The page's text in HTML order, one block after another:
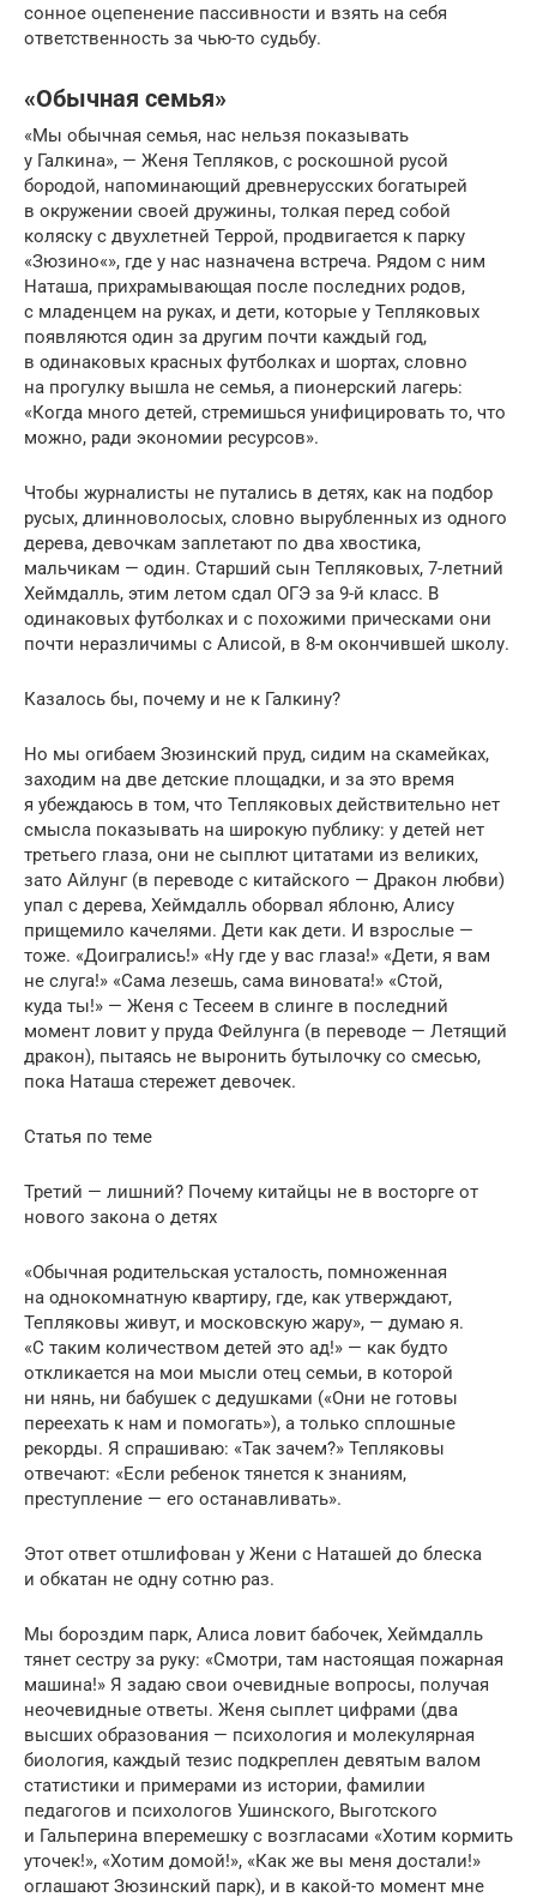
сонное оцепенение пассивности и взять на себя
ответственность за чью-то судьбу.
«Обычная семья»
«Мы обычная семья, нас нельзя показывать
у Галкина», — Женя Тепляков, с роскошной русой
бородой, напоминающий древнерусских богатырей
в окружении своей дружины, толкая перед собой
коляску с двухлетней Террой, продвигается к парку
«Зюзино«», где у нас назначена встреча. Рядом с ним
Наташа, прихрамывающая после последних родов,
с младенцем на руках, и дети, которые у Тепляковых
появляются один за другим почти каждый год,
в одинаковых красных футболках и шортах, словно
на прогулку вышла не семья, а пионерский лагерь:
«Когда много детей, стремишься унифицировать то, что
можно, ради экономии ресурсов».
Чтобы журналисты не путались в детях, как на подбор
русых, длинноволосых, словно вырубленных из одного
дерева, девочкам заплетают по два хвостика,
мальчикам — один. Старший сын Тепляковых, 7-летний
Хеймдалль, этим летом сдал ОГЭ за 9-й класс. В
одинаковых футболках и с похожими прическами они
почти неразличимы с Алисой, в 8-м окончившей школу.
Казалось бы, почему и не к Галкину?
Но мы огибаем Зюзинский пруд, сидим на скамейках,
заходим на две детские площадки, и за это время
я убеждаюсь в том, что Тепляковых действительно нет
смысла показывать на широкую публику: у детей нет
третьего глаза, они не сыплют цитатами из великих,
зато Айлунг (в переводе с китайского — Дракон любви)
упал с дерева, Хеймдалль оборвал яблоню, Алису
прищемило качелями. Дети как дети. И взрослые —
тоже. «Доигрались!» «Ну где у вас глаза!» «Дети, я вам
не слуга!» «Сама лезешь, сама виновата!» «Стой,
куда ты!» — Женя с Тесеем в слинге в последний
момент ловит у пруда Фейлунга (в переводе — Летящий
дракон), пытаясь не выронить бутылочку со смесью,
пока Наташа стережет девочек.
Статья по теме
Третий — лишний? Почему китайцы не в восторге от
нового закона о детях
«Обычная родительская усталость, помноженная
на однокомнатную квартиру, где, как утверждают,
Тепляковы живут, и московскую жару», — думаю я.
«С таким количеством детей это ад!» — как будто
откликается на мои мысли отец семьи, в которой
ни нянь, ни бабушек с дедушками («Они не готовы
переехать к нам и помогать»), а только сплошные
рекорды. Я спрашиваю: «Так зачем?» Тепляковы
отвечают: «Если ребенок тянется к знаниям,
преступление — его останавливать».
Этот ответ отшлифован у Жени с Наташей до блеска
и обкатан не одну сотню раз.
Мы бороздим парк, Алиса ловит бабочек, Хеймдалль
тянет сестру за руку: «Смотри, там настоящая пожарная
машина!» Я задаю свои очевидные вопросы, получая
неочевидные ответы. Женя сыплет цифрами (два
высших образования — психология и молекулярная
биология, каждый тезис подкреплен девятым валом
статистики и примерами из истории, фамилии
педагогов и психологов Ушинского, Выготского
и Гальперина вперемешку с возгласами «Хотим кормить
уточек!», «Хотим домой!», «Как же вы меня достали!»
оглашают Зюзинский парк), и в какой-то момент мне